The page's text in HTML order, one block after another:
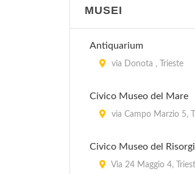
MUSEI
Antiquarium
via Donota , Trieste
Civico Museo del Mare
via Campo Marzio 5,
Civico Museo del
Via 24 Maggio 4,